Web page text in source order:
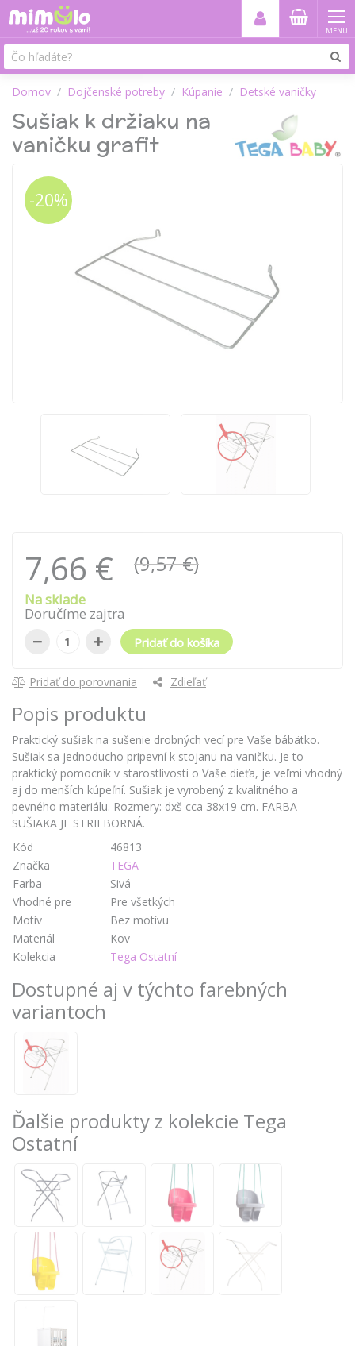
MENU
Domov Dojčenské potreby Kúpanie Detské vaničky
Sušiak k držiaku na
vaničku grafit
-20%
7,66 € (9,57 €)
Na sklade
Doručíme zajtra
− + Pridať do košíka
Pridať do porovnania Zdieľať
Popis produktu
Praktický sušiak na sušenie drobných vecí pre Vaše bábätko.
Sušiak sa jednoducho pripevní k stojanu na vaničku. Je to
praktický pomocník v starostlivosti o Vaše dieťa, je veľmi vhodný
aj do menších kúpeľní. Sušiak je vyrobený z kvalitného a
pevného materiálu. Rozmery: dxš cca 38x19 cm. FARBA
SUŠIAKA JE STRIEBORNÁ.
Kód
46813
Značka
TEGA
Farba
Sivá
Vhodné pre
Pre všetkých
Motív
Bez motívu
Materiál
Kov
Kolekcia
Tega Ostatní
Dostupné aj v týchto farebných
variantoch
Ďalšie produkty z kolekcie Tega
Ostatní